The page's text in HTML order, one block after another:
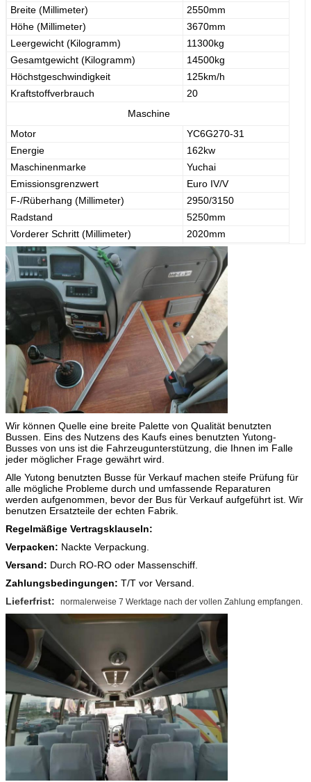
Breite (Millimeter)
2550mm
Höhe (Millimeter)
3670mm
Leergewicht (Kilogramm)
11300kg
Gesamtgewicht (Kilogramm)
14500kg
Höchstgeschwindigkeit
125km/h
Kraftstoffverbrauch
20
Maschine
Motor
YC6G270-31
Energie
162kw
Maschinenmarke
Yuchai
Emissionsgrenzwert
Euro IV/V
F-/Rüberhang (Millimeter)
2950/3150
Radstand
5250mm
Vorderer Schritt (Millimeter)
2020mm
Hinterer Schritt (Millimeter)
1860mm
Achslast
4200/10300
Annäherung/Depature-Winkel
9/8°
Zahl des Reifens
6
A/C
JA
Reifenart
11R22,5,10R20
Wir können Quelle eine breite Palette von Qualität benutzten
Bussen. Eins des Nutzens des Kaufs eines benutzten Yutong-
Busses von uns ist die Fahrzeugunterstützung, die Ihnen im Falle
jeder möglicher Frage gewährt wird.
Alle Yutong benutzten Busse für Verkauf machen steife Prüfung für
alle mögliche Probleme durch und umfassende Reparaturen
werden aufgenommen, bevor der Bus für Verkauf aufgeführt ist. Wir
benutzen Ersatzteile der echten Fabrik.
Regelmäßige Vertragsklauseln:
Verpacken: Nackte Verpackung.
Versand: Durch RO-RO oder Massenschiff.
Zahlungsbedingungen: T/T vor Versand.
Lieferfrist: normalerweise 7 Werktage nach der vollen Zahlung empfangen.